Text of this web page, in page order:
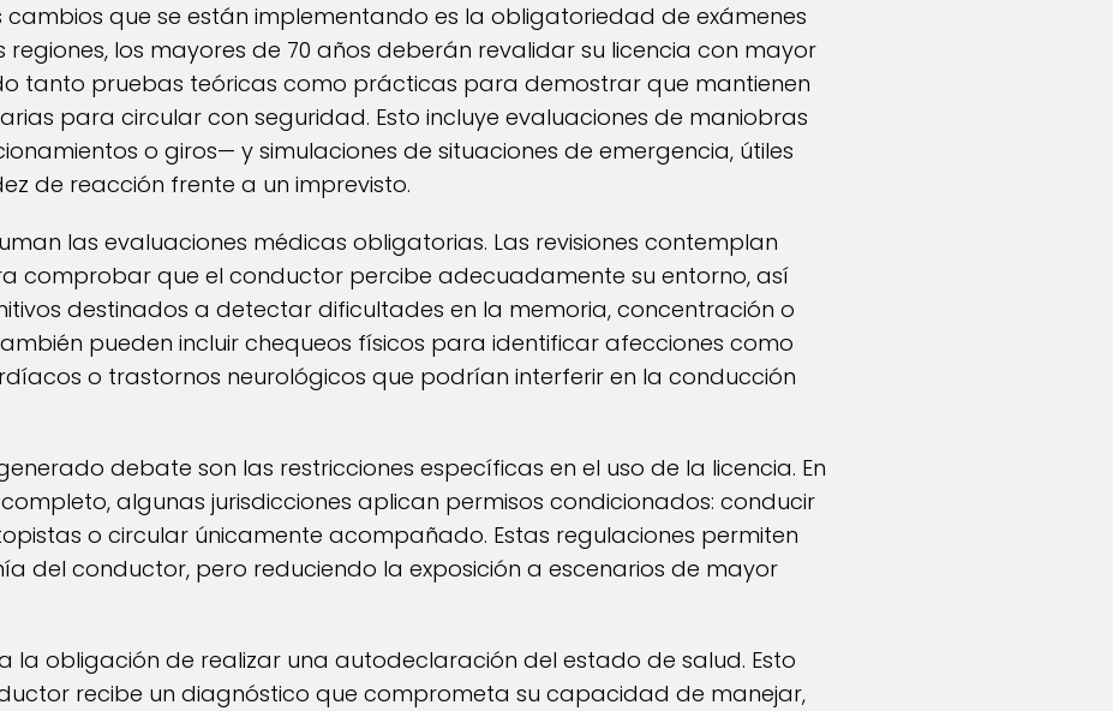
cambios que se están implementando es la obligatoriedad de exámenes
regiones, los mayores de 70 años deberán revalidar su licencia con mayor
tanto pruebas teóricas como prácticas para demostrar que mantienen
para circular con seguridad. Esto incluye evaluaciones de maniobras
o giros— y simulaciones de situaciones de emergencia, útiles
de reacción frente a un imprevisto.
las evaluaciones médicas obligatorias. Las revisiones contemplan
comprobar que el conductor percibe adecuadamente su entorno, así
destinados a detectar dificultades en la memoria, concentración o
pueden incluir chequeos físicos para identificar afecciones como
o trastornos neurológicos que podrían interferir en la conducción
debate son las restricciones específicas en el uso de la licencia. En
algunas jurisdicciones aplican permisos condicionados: conducir
o circular únicamente acompañado. Estas regulaciones permiten
del conductor, pero reduciendo la exposición a escenarios de mayor
la obligación de realizar una autodeclaración del estado de salud. Esto
recibe un diagnóstico que comprometa su capacidad de manejar,